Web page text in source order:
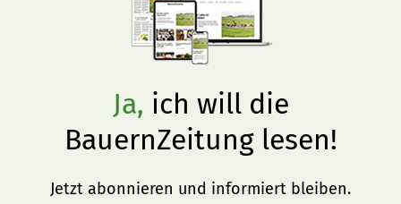
Ja, ich will die
BauernZeitung lesen!
Jetzt abonnieren und informiert bleiben.